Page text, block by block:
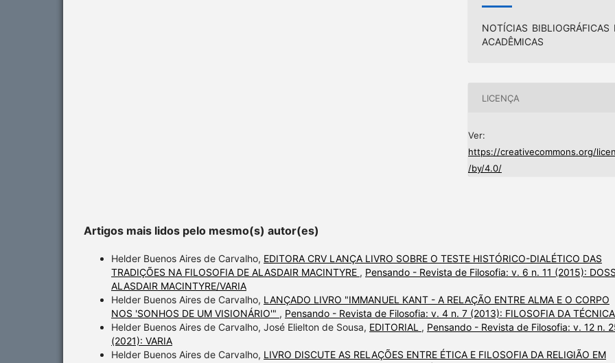
NOTÍCIAS BIBLIOGRÁFICAS
ACADÊMICAS
LICENÇA
Ver:
https://creativecommons.org/
/by/4.0/
Artigos mais lidos pelo mesmo(s) autor(es)
Helder Buenos Aires de Carvalho, EDITORA CRV LANÇA LIVRO SOBRE O TESTE HISTÓRICO-DIALÉTICO DAS
TRADIÇÕES NA FILOSOFIA DE ALASDAIR MACINTYRE , Pensando - Revista de Filosofia: v. 6 n. 11 (2015):
ALASDAIR MACINTYRE/VARIA
Helder Buenos Aires de Carvalho, LANÇADO LIVRO "IMMANUEL KANT - A RELAÇÃO ENTRE ALMA E O CORPO
NOS 'SONHOS DE UM VISIONÁRIO'" , Pensando - Revista de Filosofia: v. 4 n. 7 (2013): FILOSOFIA DA TÉCNICA
Helder Buenos Aires de Carvalho, José Elielton de Sousa, EDITORIAL , Pensando - Revista de Filosofia: v. 12 n.
(2021): VARIA
Helder Buenos Aires de Carvalho, LIVRO DISCUTE AS RELAÇÕES ENTRE ÉTICA E FILOSOFIA DA RELIGIÃO EM